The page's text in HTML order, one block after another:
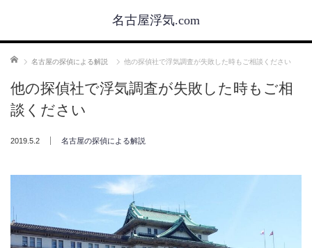
名古屋浮気.com
ホーム 名古屋の探偵による解説 他の探偵社で浮気調査が失敗した時もご相談ください
他の探偵社で浮気調査が失敗した時もご相
談ください
2019.5.2 名古屋の探偵による解説